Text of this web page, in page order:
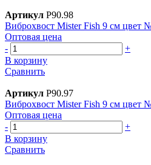
Артикул Р90.98
Виброхвост Mister Fish 9 см цвет
Оптовая цена
-
+
В корзину
Сравнить
Артикул Р90.97
Виброхвост Mister Fish 9 см цвет
Оптовая цена
-
+
В корзину
Сравнить